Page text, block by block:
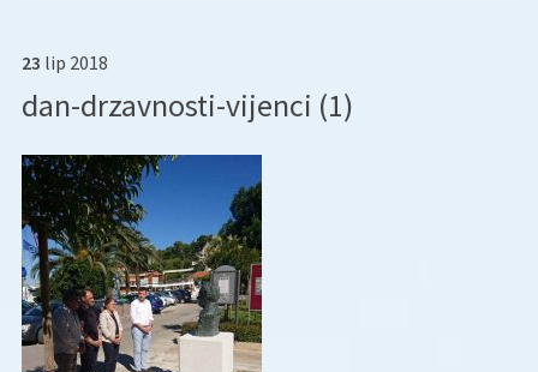
23 lip 2018
dan-drzavnosti-vijenci (1)